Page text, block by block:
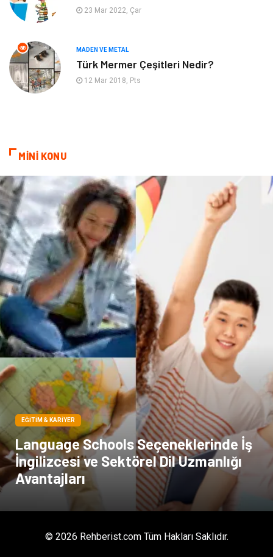
Endüstriyel Ürünler
Aksesuar
Nakliyat
Kiralama Servisleri Markalar
Çadır Kına Gecesi
Spor Malzemeleri Basın Yayın
Moda İthalat İhracat
Bakım
23 Mar 2022, Çar
MADEN VE METAL
Türk Mermer Çeşitleri Nedir?
12 Mar 2018, Pts
MİNİ KONU
EĞITIM & KARIYER
Language Schools Seçeneklerinde İş
İngilizcesi ve Sektörel Dil Uzmanlığı
Avantajları
© 2026 Rehberist.com Tüm Hakları Saklıdır.